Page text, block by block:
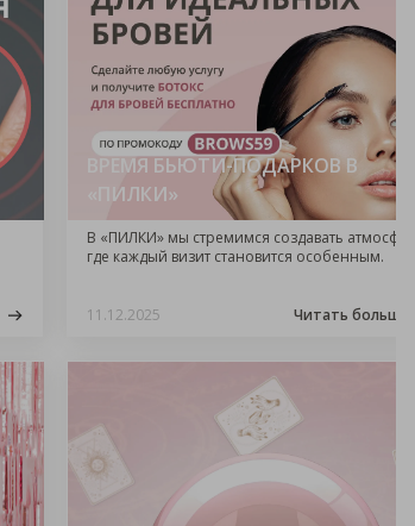
ВРЕМЯ БЬЮТИ-ПОДАРКОВ В
«ПИЛКИ»
В «ПИЛКИ» мы стремимся создавать
где каждый визит становится особенным.
11.12.2025 Читать больше